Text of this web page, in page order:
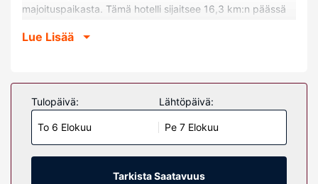
majoituspaikasta. Tämä hotelli sijaitsee 16,3 km:n päässä
kohteesta Minnesota Renaissance Festival.
Kaikissa 48 huoneessa on ilmastointi, jääkaappi sekä
mikroaaltouuni. Mukavuuksiin kuuluu 40-tuumainen LED-
televisio ja kaapelikanavat. Käytössäsi on myös ilmainen
langaton internetyhteys. Huoneissa on oma kylpyhuone, ja
sen varusteluun kuuluu ilmaiset hygieniatuotteet ja
hiustenkuivaaja. Varusteluun kuuluu työpöytä,
kahvin-/vedenkeitin ja puhelin (ilmaiset paikallispuhelut).
Lue Lisää
Tulopäivä:
To 6 Elokuu
Lähtöpäivä:
Pe 7 Elokuu
Tarkista Saatavuus